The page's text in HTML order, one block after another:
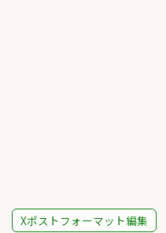
Xポストフォーマット編集